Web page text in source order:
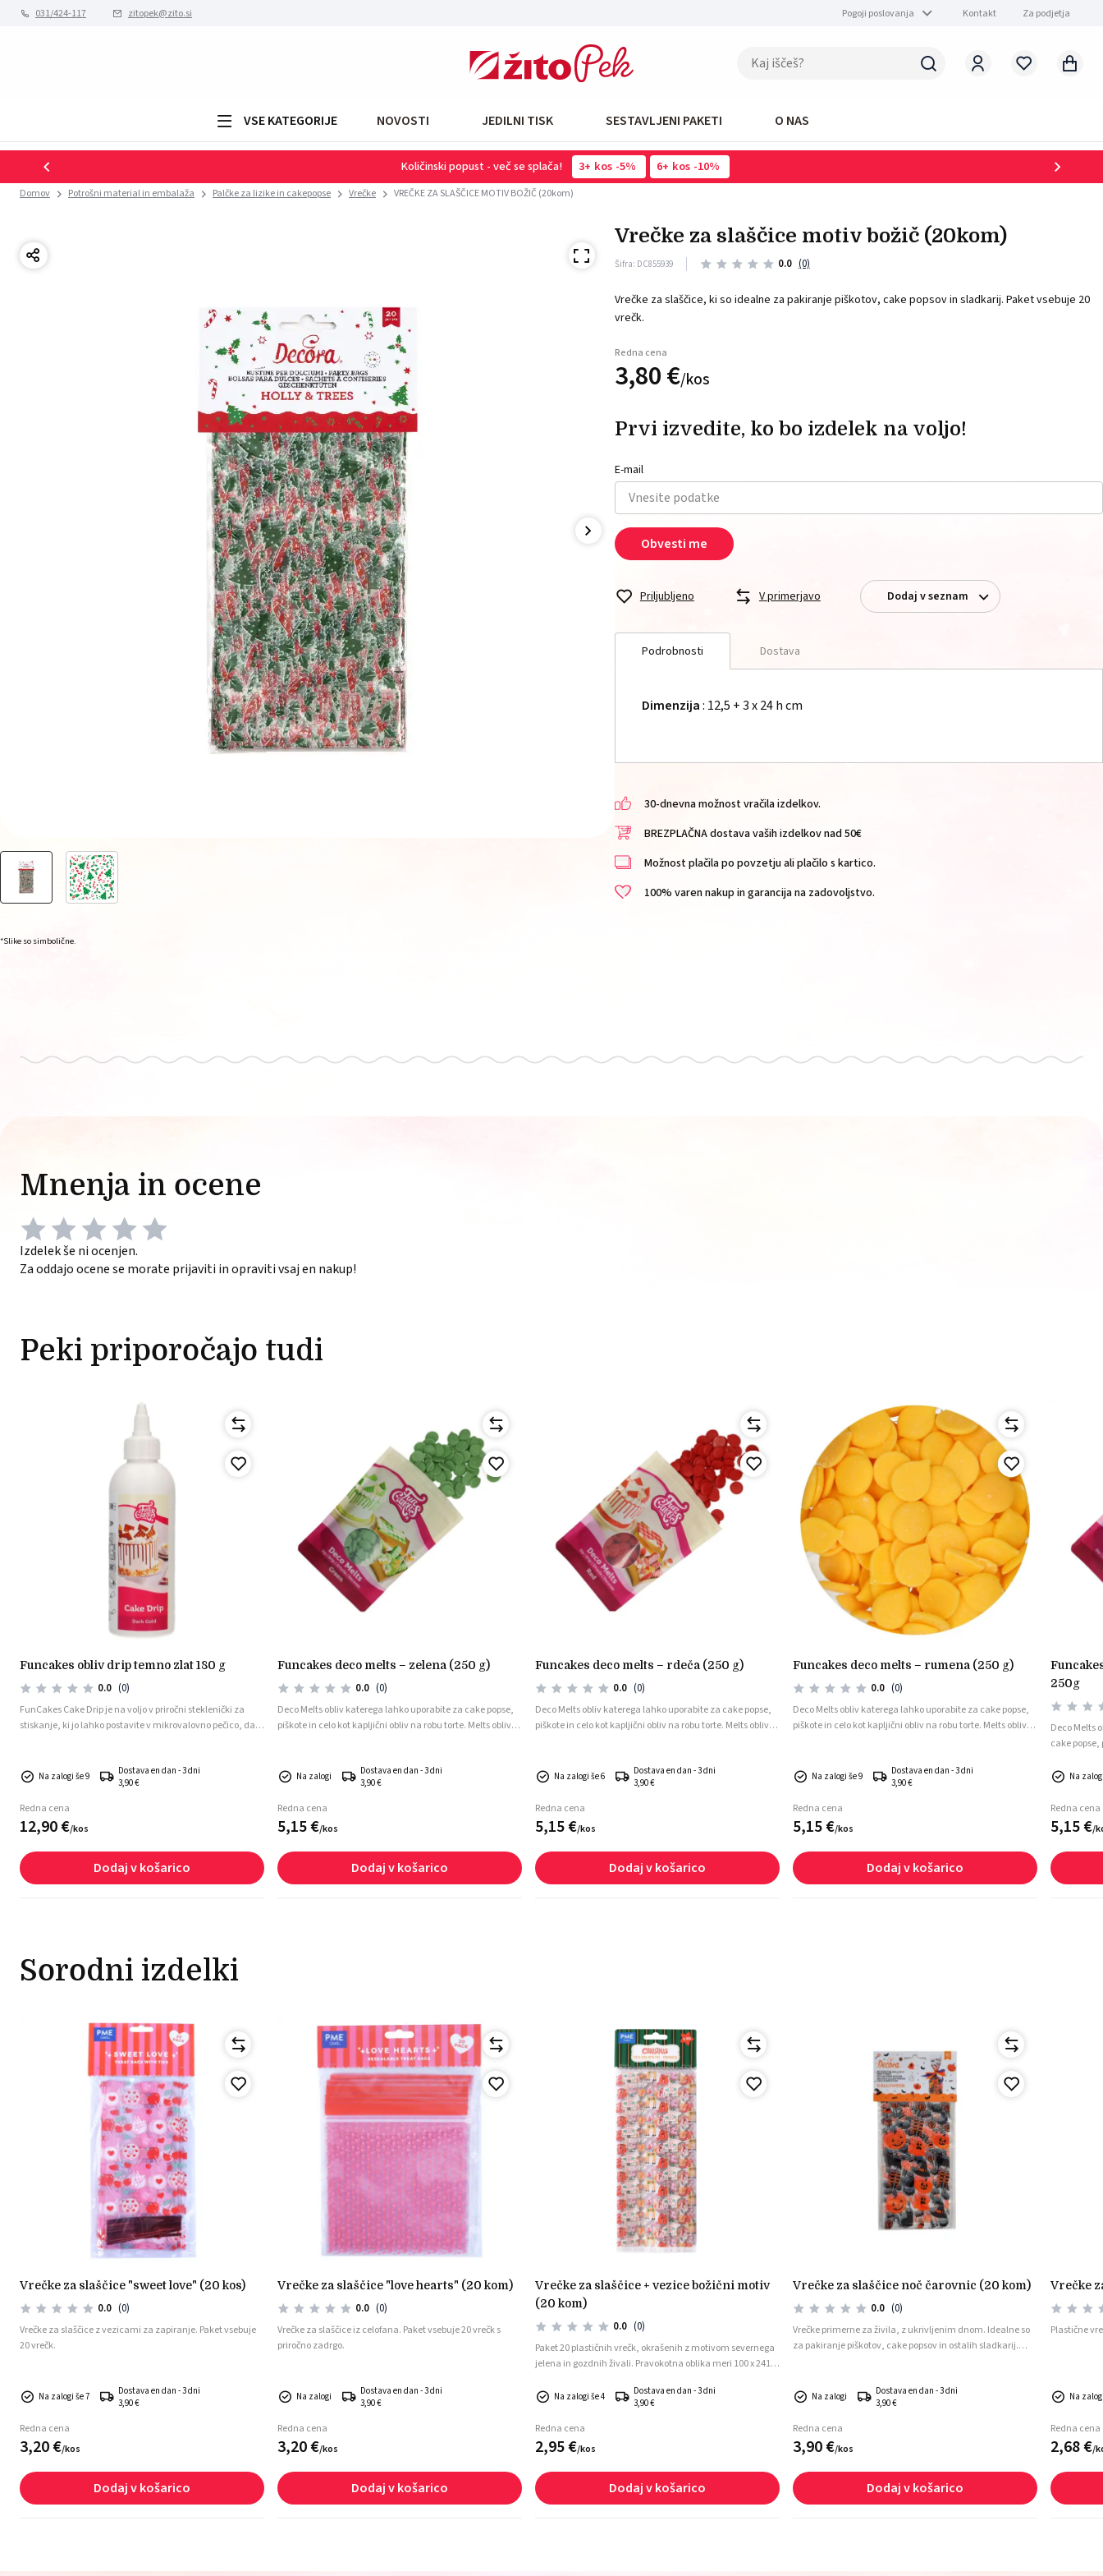
031/424-117 zitopek@zito.si Pogoji poslovanja Kontakt Za podjetja
VSE KATEGORIJE NOVOSTI JEDILNI TISK SESTAVLJENI PAKETI O NAS
Količinski popust - več se splača! 3 kos -5% 6 kos -10%
Domov Potrošni material in embalaža Palčke za lizike in cakepopse Vrečke VREČKE ZA SLAŠČICE MOTIV BOŽIČ (20kom)
*Slike so simbolične.
vrečke za slaščice motiv božič (20kom)
Šifra: DC855939 0.0 (0)
Vrečke za slaščice, ki so idealne za pakiranje piškotov, cake popsov in sladkarij. Paket vsebuje 20
vrečk.
Redna cena
3,80€/kos
Prvi izvedite, ko bo izdelek na voljo!
E-mail
Obvesti me
Priljubljeno V primerjavo Dodaj v seznam
Podrobnosti Dostava
Dimenzija: 12,5 + 3 x 24 h cm
30-dnevna možnost vračila izdelkov.
BREZPLAČNA dostava vaših izdelkov nad 50€
Možnost plačila po povzetju ali plačilo s kartico.
100% varen nakup in garancija na zadovoljstvo.
Mnenja in ocene
Izdelek še ni ocenjen.
Za oddajo ocene se morate prijaviti in opraviti vsaj en nakup!
Peki priporočajo tudi
funcakes obliv drip temno zlat 180 g
0.0 (0)
FunCakes Cake Drip je na voljo v priročni steklenički za
stiskanje, ki jo lahko postavite v mikrovalovno pečico, da
Na zalogi še 9
Dostava en dan - 3 dni
3,90 €
Redna cena
12,90€/kos
Dodaj v košarico
funcakes deco melts – zelena (250 g)
0.0 (0)
Deco Melts obliv katerega lahko uporabite za cake popse,
piškote in celo kot kapljični obliv na robu torte. Melts oblivi
Na zalogi
Dostava en dan - 3 dni
3,90 €
Redna cena
5,15€/kos
Dodaj v košarico
funcakes deco melts – rdeča (250 g)
0.0 (0)
Deco Melts obliv katerega lahko uporabite za cake popse,
piškote in celo kot kapljični obliv na robu torte. Melts oblivi
Na zalogi še 6
Dostava en dan - 3 dni
3,90 €
Redna cena
5,15€/kos
Dodaj v košarico
funcakes deco melts – rumena (250 g)
0.0 (0)
Deco Melts obliv katerega lahko uporabite za cake popse,
piškote in celo kot kapljični obliv na robu torte. Melts oblivi
Na zalogi še 9
Dostava en dan - 3 dni
3,90 €
Redna cena
5,15€/kos
Dodaj v košarico
funcakes pripravljen obliv črne barve
250g
Deco Melts
cake
Na
Redna cena
5,15€/
Sorodni izdelki
vrečke za slaščice "sweet love" (20 kos)
0.0 (0)
Vrečke za slaščice z vezicami za zapiranje. Paket vsebuje
20 vrečk.
Na zalogi še 7
Dostava en dan - 3 dni
3,90 €
Redna cena
3,20€/kos
Dodaj v košarico
vrečke za slaščice "love hearts" (20 kom)
0.0 (0)
Vrečke za slaščice iz celofana. Paket vsebuje 20 vrečk s
priročno zadrgo.
Na zalogi
Dostava en dan - 3 dni
3,90 €
Redna cena
3,20€/kos
Dodaj v košarico
vrečke za slaščice + vezice božični motiv
(20 kom)
0.0 (0)
Paket 20 plastičnih vrečk, okrašenih z motivom severnega
jelena in gozdnih živali. Pravokotna oblika meri 100 x 241
Na zalogi še 4
Dostava en dan - 3 dni
3,90 €
Redna cena
2,95€/kos
Dodaj v košarico
vrečke za slaščice noč čarovnic (20 kom)
0.0 (0)
Vrečke primerne za živila, z ukrivljenim dnom. Idealne so
za pakiranje piškotov, cake popsov in ostalih sladkarij.
Na zalogi
Dostava en dan - 3 dni
3,90 €
Redna cena
3,90€/kos
Dodaj v košarico
vrečke
Plastične
Na
Redna cena
2,68€/